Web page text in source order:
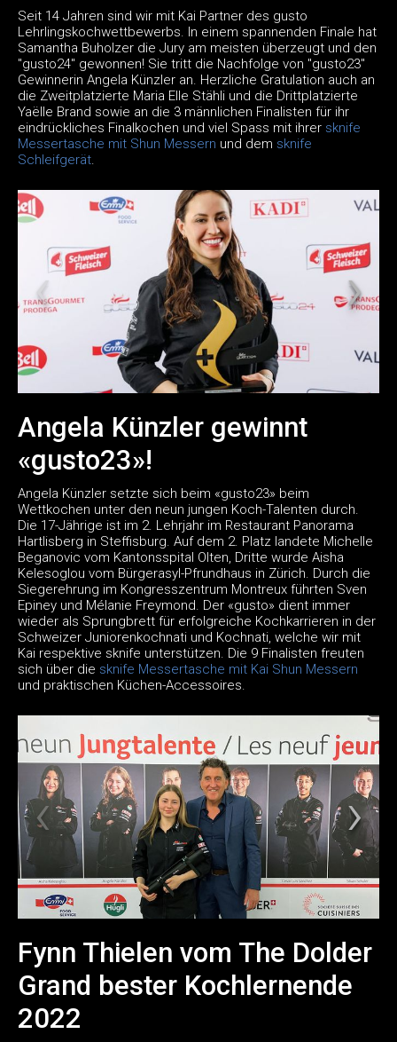
Seit 14 Jahren sind wir mit Kai Partner des gusto
Lehrlingskochwettbewerbs. In einem spannenden Finale hat
Samantha Buholzer die Jury am meisten überzeugt und den
"gusto24" gewonnen! Sie tritt die Nachfolge von "gusto23"
Gewinnerin Angela Künzler an. Herzliche Gratulation auch an
die Zweitplatzierte Maria Elle Stähli und die Drittplatzierte
Yaëlle Brand sowie an die 3 männlichen Finalisten für ihr
eindrückliches Finalkochen und viel Spass mit ihrer sknife
Messertasche mit Shun Messern und dem sknife
Schleifgerät.
Angela Künzler gewinnt
«gusto23»!
Angela Künzler setzte sich beim «gusto23» beim
Wettkochen unter den neun jungen Koch-Talenten durch.
Die 17-Jährige ist im 2. Lehrjahr im Restaurant Panorama
Hartlisberg in Steffisburg. Auf dem 2. Platz landete Michelle
Beganovic vom Kantonsspital Olten, Dritte wurde Aisha
Kelesoglou vom Bürgerasyl-Pfrundhaus in Zürich. Durch die
Siegerehrung im Kongresszentrum Montreux führten Sven
Epiney und Mélanie Freymond. Der «gusto» dient immer
wieder als Sprungbrett für erfolgreiche Kochkarrieren in der
Schweizer Juniorenkochnati und Kochnati, welche wir mit
Kai respektive sknife unterstützen. Die 9 Finalisten freuten
sich über die sknife Messertasche mit Kai Shun Messern
und praktischen Küchen-Accessoires.
Fynn Thielen vom The Dolder
Grand bester Kochlernende
2022